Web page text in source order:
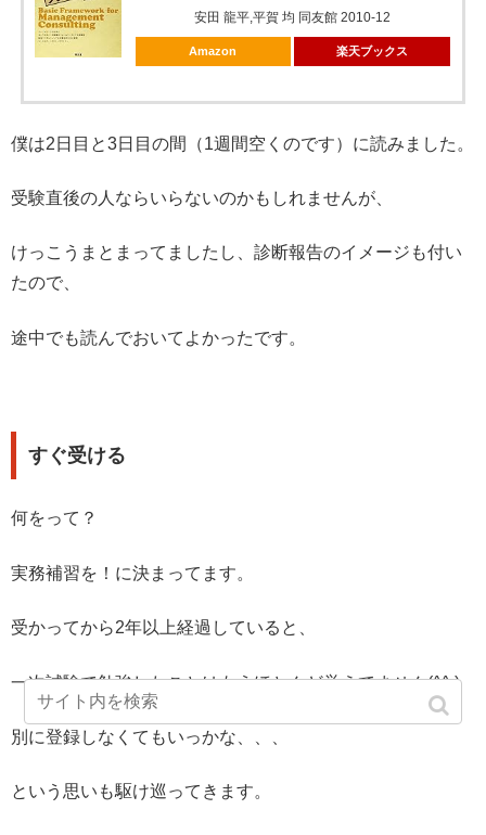
安田 龍平,平賀 均 同友館 2010-12
Amazon 楽天ブックス
僕は2日目と3日目の間（1週間空くのです）に読みました。
受験直後の人ならいらないのかもしれませんが、
けっこうまとまってましたし、診断報告のイメージも付い
たので、
途中でも読んでおいてよかったです。
すぐ受ける
何をって？
実務補習を！に決まってます。
受かってから2年以上経過していると、
一次試験で勉強したことはもうほとんど覚えてません(^^;)
別に登録しなくてもいっかな、、、
という思いも駆け巡ってきます。